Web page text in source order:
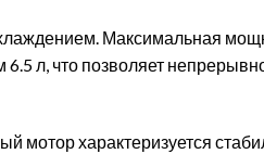
Максимальная
л, что позволяет
мотор характеризуется